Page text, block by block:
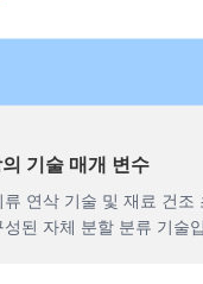
기술 매개 변수
연삭 기술 및 재료 건조
된 자체 분할 분류 기술